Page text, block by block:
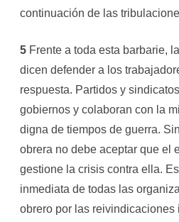
continuación de las
5 Frente a toda esta barbarie,
dicen defender a los
respuesta. Partidos y
gobiernos y colaboran con la
digna de tiempos de guerra.
obrera no debe aceptar que el
gestione la crisis contra ella.
inmediata de todas las
obrero por las